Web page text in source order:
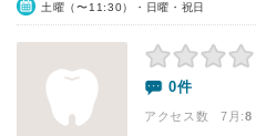
土曜（〜11:30）・日曜・祝日
0件
アクセス数 7月:8